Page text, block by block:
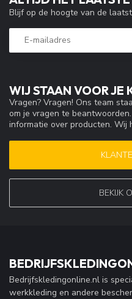
WIJ STAAN VOOR JE
Vragen? Vragen! Ons team
om je vragen te
informatie over producten. Wij
BEKIJK
Blijf op de hoogte van de
Bedrijfskledingonline.nl is
werkkleding en andere